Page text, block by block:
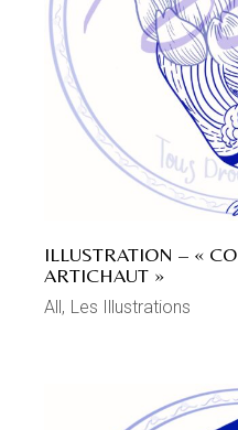
ILLUSTRATION – «
ARTICHAUT »
All Les Illustrations